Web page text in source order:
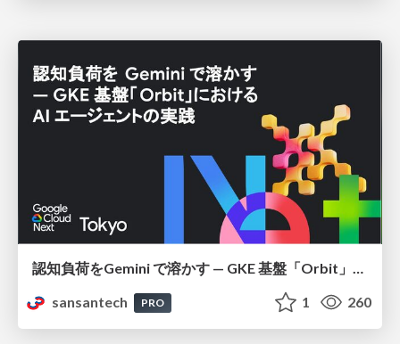
認知負荷をGemini で溶かす — GKE 基盤「Orbit」における AI エージェントの実践
sansantech
PRO 1 260